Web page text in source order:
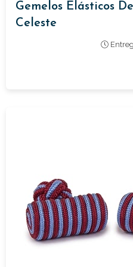
Gemelos Elásticos
Celeste